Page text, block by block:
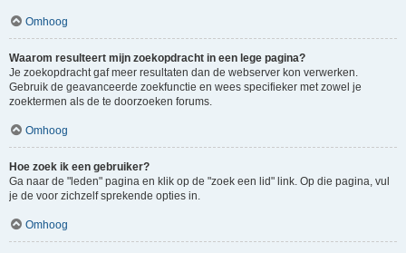
Omhoog
Waarom resulteert mijn zoekopdracht in een lege pagina?
Je zoekopdracht gaf meer resultaten dan de webserver kon verwerken.
Gebruik de geavanceerde zoekfunctie en wees specifieker met zowel je
zoektermen als de te doorzoeken forums.
Omhoog
Hoe zoek ik een gebruiker?
Ga naar de "leden" pagina en klik op de "zoek een lid" link. Op die pagina, vul
je de voor zichzelf sprekende opties in.
Omhoog